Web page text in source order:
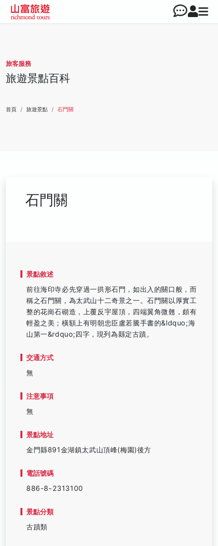
旅客服務
旅遊景點百科
首頁 旅遊景點 石門關
石門關
景點敘述
前往海印寺必先穿過一拱形石門，如出入的關口般，而
稱之石門關，為太武山十二奇景之一。石門關以厚實工
整的花崗石砌造，上覆反宇屋頂，四端翼角微翹，頗有
輕盈之美；橫額上有明朝忠臣盧若騰手書的&ldquo;海
山第一&rdquo;四字，現列為縣定古蹟。
交通方式
無
注意事項
無
景點地址
金門縣891金湖鎮太武山頂峰(梅園)後方
電話號碼
886-8-2313100
景點分類
古蹟類